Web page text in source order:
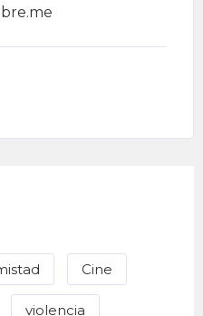
Cine
violencia